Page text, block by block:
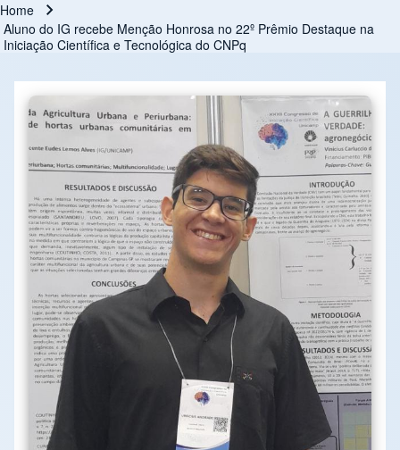
Breadcrumb
Home
Aluno do IG recebe Menção Honrosa no 22º Prêmio Destaque na
Iniciação Científica e Tecnológica do CNPq